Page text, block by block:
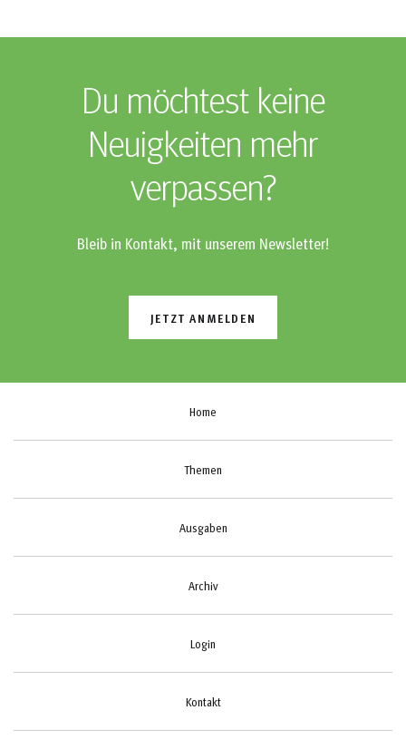
Du möchtest keine
Neuigkeiten mehr
verpassen?
Bleib in Kontakt, mit unserem Newsletter!
JETZT ANMELDEN
Home
Themen
Ausgaben
Archiv
Login
Kontakt